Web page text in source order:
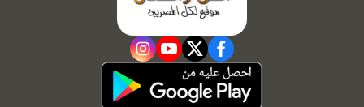
facebook
twitter
youtube
instagram